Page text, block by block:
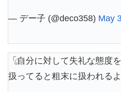
— デー子 (@deco358) May
「自分に対して失礼な態度
扱ってると粗末に扱われる